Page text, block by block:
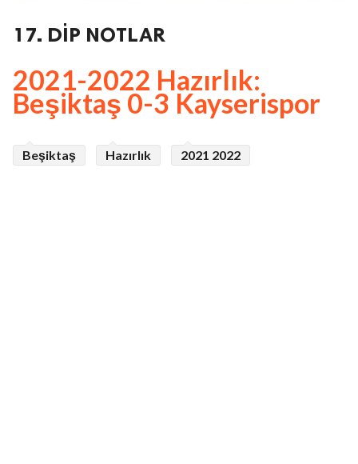
17. DİP NOTLAR
2021-2022 Hazırlık:
Beşiktaş 0-3 Kayserispor
Beşiktaş Hazırlık 2021 2022